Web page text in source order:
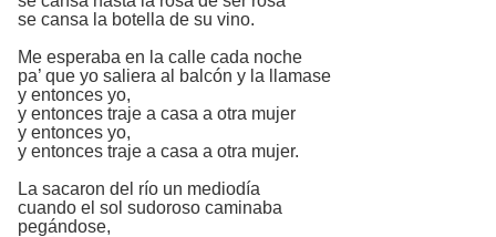
se cansa la botella de su vino.
Me esperaba en la calle cada noche
pa’ que yo saliera al balcón y la llamase
y entonces yo,
y entonces traje a casa a otra mujer
y entonces yo,
y entonces traje a casa a otra mujer.
La sacaron del río un mediodía
cuando el sol sudoroso caminaba
pegándose,